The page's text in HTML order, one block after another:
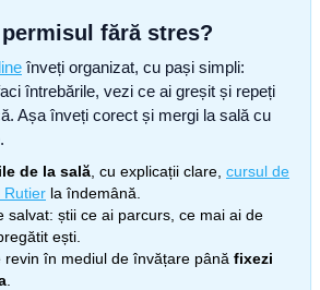
fără stres?
înveți organizat, cu pași simpli:
întrebările, vezi ce ai greșit și repeți
Așa înveți corect și mergi la sală cu
de la sală , cu explicații clare, cursul de
Rutier la îndemână.
salvat: știi ce ai parcurs, ce mai ai de
ești.
revin în mediul de învățare până fixezi